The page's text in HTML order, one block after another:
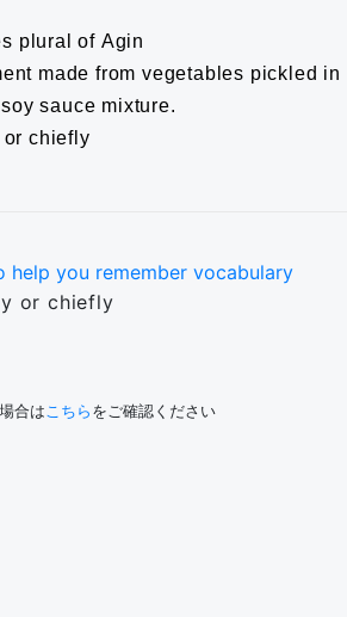
plural of Agin
made from vegetables pickled in
sauce mixture.
chiefly
help you remember vocabulary
or chiefly
合はこちら をご確認ください